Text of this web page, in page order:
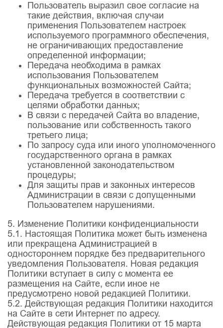
Пользователь выразил свое согласие на
такие действия, включая случаи
применения Пользователем настроек
используемого программного обеспечения,
не ограничивающих предоставление
определенной информации;
Передача необходима в рамках
использования Пользователем
функциональных возможностей Сайта;
Передача требуется в соответствии с
целями обработки данных;
В связи с передачей Сайта во владение,
пользование или собственность такого
третьего лица;
По запросу суда или иного уполномоченного
государственного органа в рамках
установленной законодательством
процедуры;
Для защиты прав и законных интересов
Администрации в связи с допущенными
Пользователем нарушениями.
5. Изменение Политики конфиденциальности
5.1. Настоящая Политика может быть изменена
или прекращена Администрацией в
одностороннем порядке без предварительного
уведомления Пользователя. Новая редакция
Политики вступает в силу с момента ее
размещения на Сайте, если иное не
предусмотрено новой редакцией Политики.
5.2. Действующая редакция Политики находится
на Сайте в сети Интернет по адресу.
Действующая редакция Политики от 15 марта